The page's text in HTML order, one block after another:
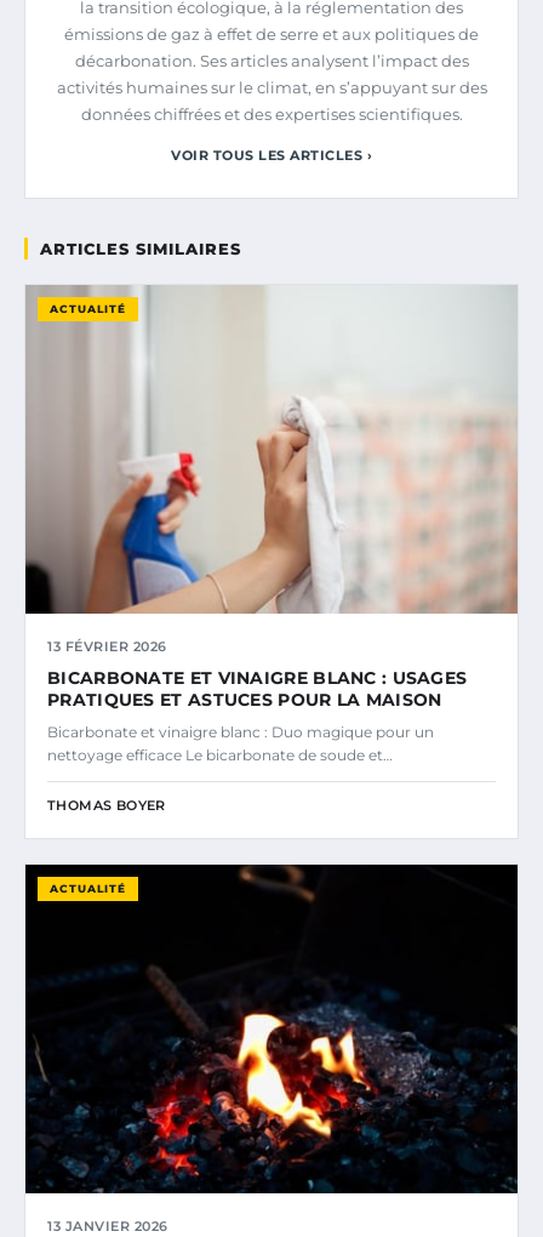
la transition écologique, à la réglementation des
émissions de gaz à effet de serre et aux politiques de
décarbonation. Ses articles analysent l’impact des
activités humaines sur le climat, en s’appuyant sur des
données chiffrées et des expertises scientifiques.
VOIR TOUS LES ARTICLES ›
ARTICLES SIMILAIRES
ACTUALITÉ
13 FÉVRIER 2026
BICARBONATE ET VINAIGRE BLANC : USAGES
PRATIQUES ET ASTUCES POUR LA MAISON
Bicarbonate et vinaigre blanc : Duo magique pour un
nettoyage efficace Le bicarbonate de soude et…
THOMAS BOYER
ACTUALITÉ
13 JANVIER 2026